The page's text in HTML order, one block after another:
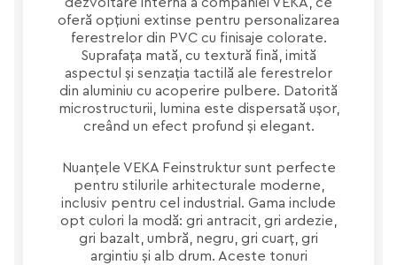
oferă opțiuni extinse pentru personalizarea
ferestrelor din PVC cu finisaje colorate.
Suprafața mată, cu textură fină, imită
aspectul și senzația tactilă ale ferestrelor
din aluminiu cu acoperire pulbere. Datorită
microstructurii, lumina este dispersată ușor,
creând un efect profund și elegant.
Nuanțele VEKA Feinstruktur sunt perfecte
pentru stilurile arhitecturale moderne,
inclusiv pentru cel industrial. Gama include
opt culori la modă: gri antracit, gri ardezie,
gri bazalt, umbră, negru, gri cuarț, gri
argintiu și alb drum. Aceste tonuri